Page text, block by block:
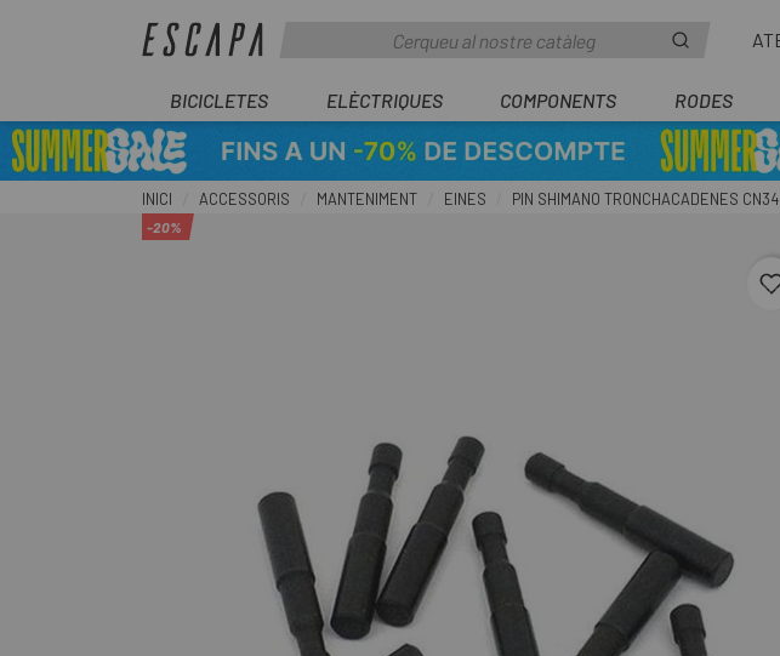
BICICLETES ELÈCTRIQUES COMPONENTS RODES
INICI ACCESSORIS MANTENIMENT EINES PIN SHIMANO TRONCHACADENES CN34
-20%